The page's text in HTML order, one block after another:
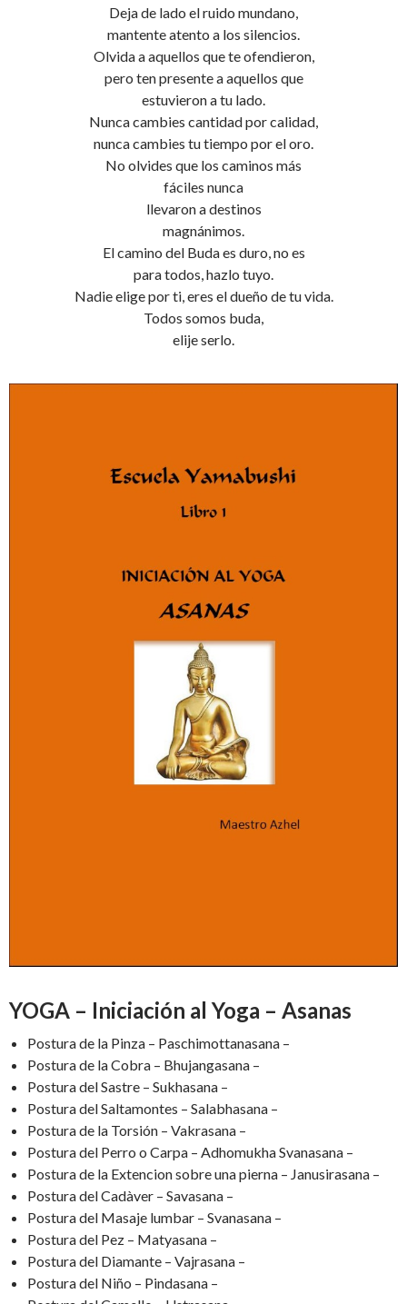
Deja de lado el ruido mundano,
mantente atento a los silencios.
Olvida a aquellos que te ofendieron,
pero ten presente a aquellos que
estuvieron a tu lado.
Nunca cambies cantidad por calidad,
nunca cambies tu tiempo por el oro.
No olvides que los caminos más
fáciles nunca
llevaron a destinos
magnánimos.
El camino del Buda es duro, no es
para todos, hazlo tuyo.
Nadie elige por ti, eres el dueño de tu vida.
Todos somos buda,
elije serlo.
YOGA – Iniciación al Yoga – Asanas
Postura de la Pinza – Paschimottanasana –
Postura de la Cobra – Bhujangasana –
Postura del Sastre – Sukhasana –
Postura del Saltamontes – Salabhasana –
Postura de la Torsión – Vakrasana –
Postura del Perro o Carpa – Adhomukha Svanasana –
Postura de la Extencion sobre una pierna – Janusirasana –
Postura del Cadàver – Savasana –
Postura del Masaje lumbar – Svanasana –
Postura del Pez – Matyasana –
Postura del Diamante – Vajrasana –
Postura del Niño – Pindasana –